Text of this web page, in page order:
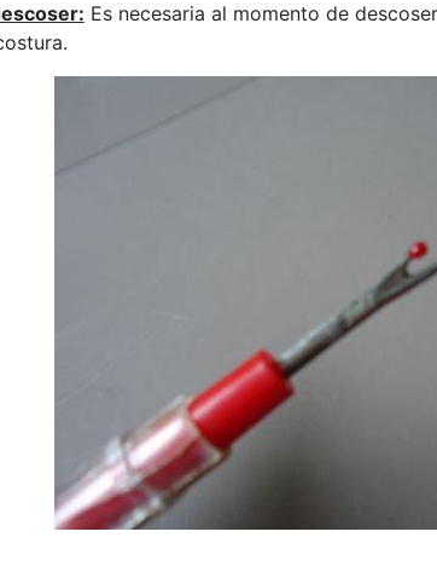
Es necesaria al momento de